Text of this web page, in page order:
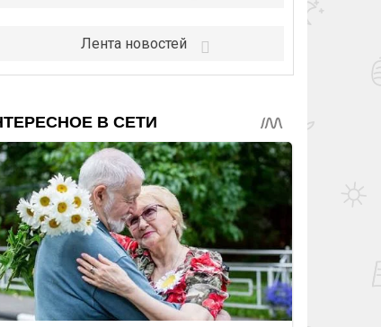
Лента новостей